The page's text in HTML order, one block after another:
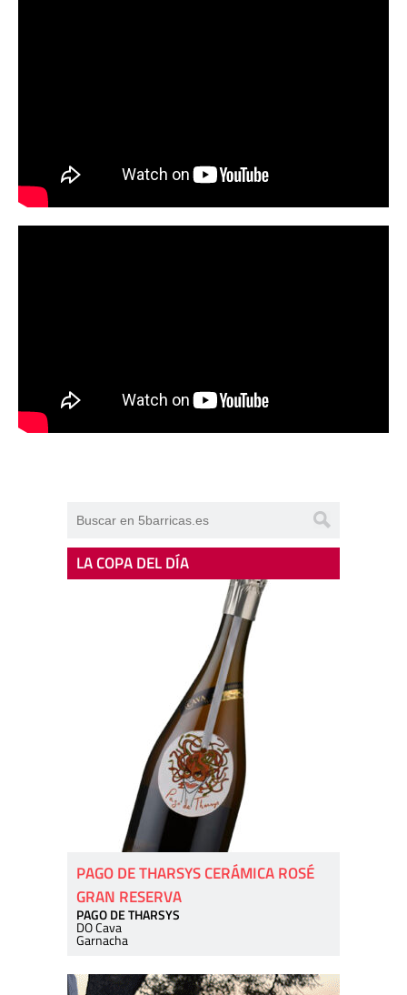
LA COPA DEL DÍA
PAGO DE THARSYS CERÁMICA ROSÉ
GRAN RESERVA
PAGO DE THARSYS
DO Cava
Garnacha